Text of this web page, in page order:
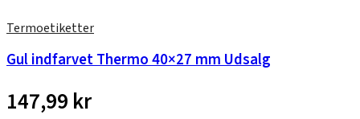
Termoetiketter
Gul indfarvet Thermo 40×27 mm Udsalg
147,99 kr